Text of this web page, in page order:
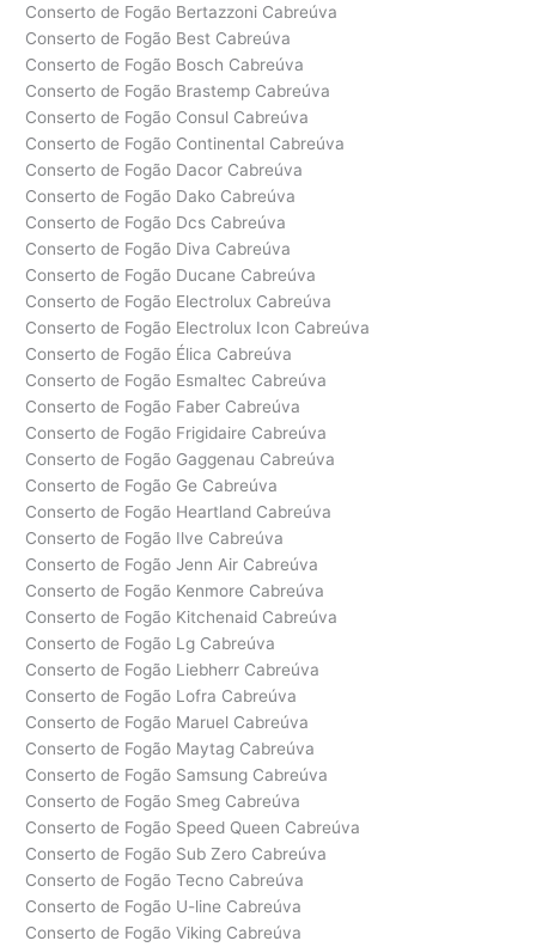
Conserto de Fogão Bertazzoni Cabreúva
Conserto de Fogão Best Cabreúva
Conserto de Fogão Bosch Cabreúva
Conserto de Fogão Brastemp Cabreúva
Conserto de Fogão Consul Cabreúva
Conserto de Fogão Continental Cabreúva
Conserto de Fogão Dacor Cabreúva
Conserto de Fogão Dako Cabreúva
Conserto de Fogão Dcs Cabreúva
Conserto de Fogão Diva Cabreúva
Conserto de Fogão Ducane Cabreúva
Conserto de Fogão Electrolux Cabreúva
Conserto de Fogão Electrolux Icon Cabreúva
Conserto de Fogão Élica Cabreúva
Conserto de Fogão Esmaltec Cabreúva
Conserto de Fogão Faber Cabreúva
Conserto de Fogão Frigidaire Cabreúva
Conserto de Fogão Gaggenau Cabreúva
Conserto de Fogão Ge Cabreúva
Conserto de Fogão Heartland Cabreúva
Conserto de Fogão Ilve Cabreúva
Conserto de Fogão Jenn Air Cabreúva
Conserto de Fogão Kenmore Cabreúva
Conserto de Fogão Kitchenaid Cabreúva
Conserto de Fogão Lg Cabreúva
Conserto de Fogão Liebherr Cabreúva
Conserto de Fogão Lofra Cabreúva
Conserto de Fogão Maruel Cabreúva
Conserto de Fogão Maytag Cabreúva
Conserto de Fogão Samsung Cabreúva
Conserto de Fogão Smeg Cabreúva
Conserto de Fogão Speed Queen Cabreúva
Conserto de Fogão Sub Zero Cabreúva
Conserto de Fogão Tecno Cabreúva
Conserto de Fogão U-line Cabreúva
Conserto de Fogão Viking Cabreúva